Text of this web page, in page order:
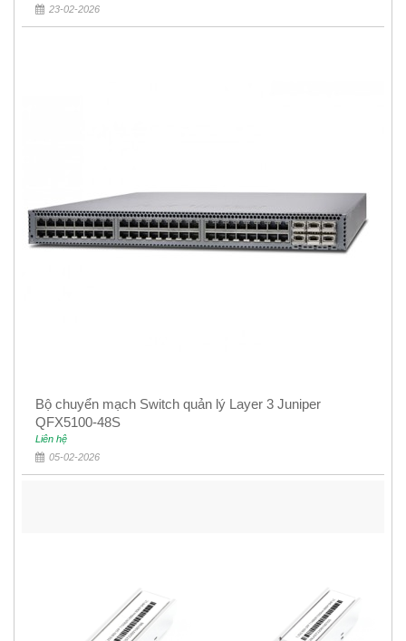
23-02-2026
Bộ chuyển mạch Switch quản lý Layer 3 Juniper
QFX5100-48S
Liên hệ
05-02-2026